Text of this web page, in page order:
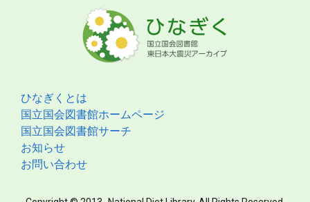
ひなぎくとは
国立国会図書館ホームページ
国立国会図書館サーチ
お知らせ
お問い合わせ